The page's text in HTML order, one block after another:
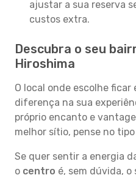
ajustar a sua reserva
custos extra.
Descubra o seu
Hiroshima
O local onde escolhe
diferença na sua
próprio encanto e
melhor sítio, pense no
Se quer sentir a energia
o centro é, sem dúvida, o